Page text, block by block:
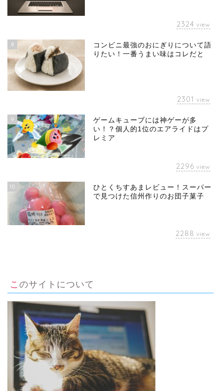
2324 view
8
コンビニ最強のおにぎりについて語
りたい！一番うまい味はコレだと
2301 view
9
ゲームキューブには神ゲーが多
い！？個人的1位のエアライドはプ
レミア
2296 view
10
ひとくちすあまレビュー！スーパー
で見つけた信州作りのお団子菓子
2288 view
このサイトについて